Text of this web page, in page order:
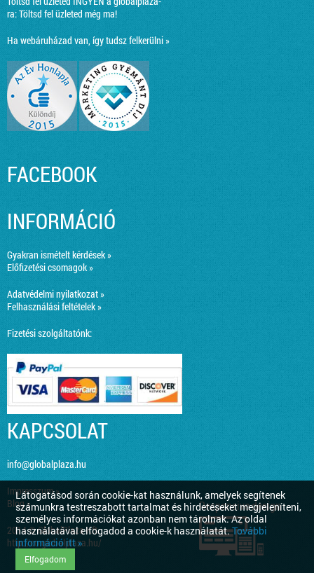
Látogatásod során cookie-kat használunk, amelyek segítenek
számunkra testreszabott tartalmat és hirdetéseket megjeleníteni,
személyes információkat azonban nem tárolnak. Az oldal
használatával elfogadod a cookie-k használatát.További
információ itt »
Elfogadom
ra:Töltsd fel üzleted még ma!
Ha webáruházad van, így tudsz felkerülni »
FACEBOOK
INFORMÁCIÓ
Gyakran ismételt kérdések »
Előfizetési csomagok »
Adatvédelmi nyilatkozat »
Felhasználási feltételek »
Fizetési szolgáltatónk:
KAPCSOLAT
info@globalplaza.hu
Impresszum »
Blog »
2014 © GlobalPlaza Kft.
http://co.globalplaza.hu/
Responsive design